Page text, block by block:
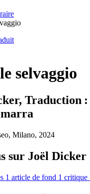
selvaggio
Traduction
Milano, 2024
sur Joël Dicker
1 article de fond 1 critique